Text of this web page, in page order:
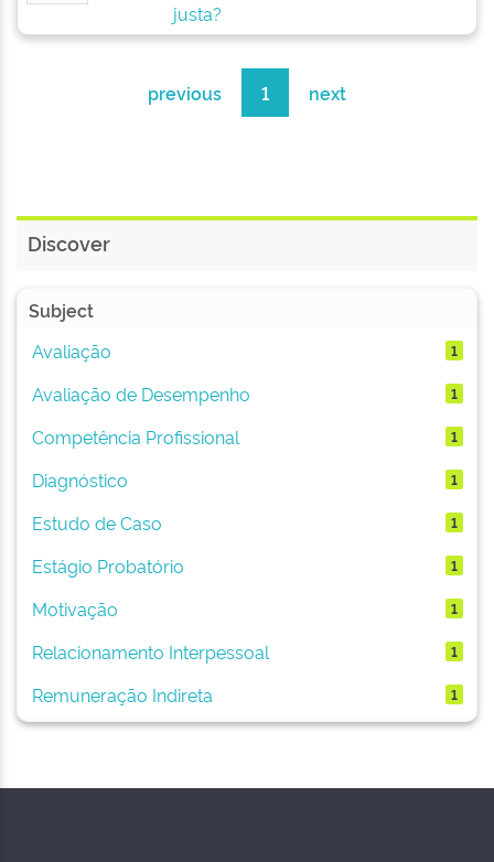
justa?
previous 1 next
Discover
Subject
Avaliação
1
Avaliação de Desempenho 1
Competência Profissional 1
Diagnóstico 1
Estudo de Caso 1
Estágio Probatório 1
Motivação 1
Relacionamento Interpessoal 1
Remuneração Indireta 1